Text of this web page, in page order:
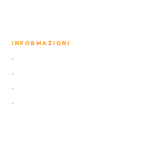
INFORMAZIONI